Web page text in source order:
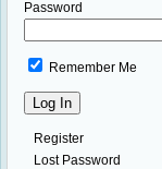
Password
Remember Me
Register
Lost Password